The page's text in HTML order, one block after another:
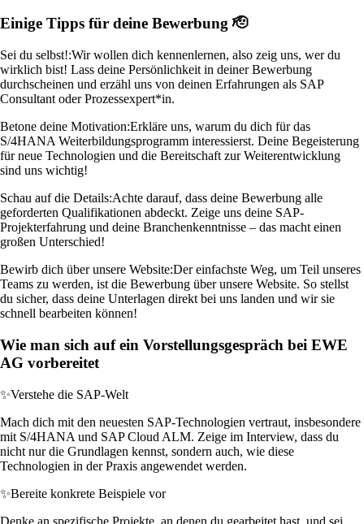
Einige Tipps für deine Bewerbung 🫡
Sei du selbst!:Wir wollen dich kennenlernen, also zeig uns, wer du
wirklich bist! Lass deine Persönlichkeit in deiner Bewerbung
durchscheinen und erzähl uns von deinen Erfahrungen als SAP
Consultant oder Prozessexpert*in.
Betone deine Motivation:Erkläre uns, warum du dich für das
S/4HANA Weiterbildungsprogramm interessierst. Deine Begeisterung
für neue Technologien und die Bereitschaft zur Weiterentwicklung
sind uns wichtig!
Schau auf die Details:Achte darauf, dass deine Bewerbung alle
geforderten Qualifikationen abdeckt. Zeige uns deine SAP-
Projekterfahrung und deine Branchenkenntnisse – das macht einen
großen Unterschied!
Bewirb dich über unsere Website:Der einfachste Weg, um Teil unseres
Teams zu werden, ist die Bewerbung über unsere Website. So stellst
du sicher, dass deine Unterlagen direkt bei uns landen und wir sie
schnell bearbeiten können!
Wie man sich auf ein Vorstellungsgespräch bei EWE
AG vorbereitet
✨Verstehe die SAP-Welt
Mach dich mit den neuesten SAP-Technologien vertraut, insbesondere
mit S/4HANA und SAP Cloud ALM. Zeige im Interview, dass du
nicht nur die Grundlagen kennst, sondern auch, wie diese
Technologien in der Praxis angewendet werden.
✨Bereite konkrete Beispiele vor
Denke an spezifische Projekte, an denen du gearbeitet hast, und sei